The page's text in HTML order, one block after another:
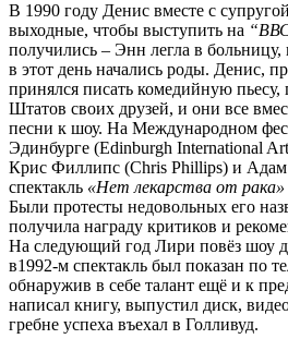
В 1990 году Денис вместе с
выходные, чтобы выступить на
получились – Энн легла в
в этот день начались роды. Денис,
принялся писать комедийную
Штатов своих друзей, и они все
песни к шоу. На Международном
Эдинбурге (Edinburgh International
Крис Филлипс (Chris Phillips) и Адам
спектакль «Нет лекарства от
Были протесты недовольных его
получила награду критиков и
На следующий год Лири повёз шоу
в1992-м спектакль был показан по
обнаружив в себе талант ещё и к
написал книгу, выпустил диск,
гребне успеха въехал в Голливуд.